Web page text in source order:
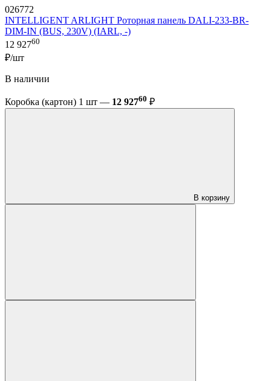
026772
INTELLIGENT ARLIGHT Роторная панель DALI-233-BR-
DIM-IN (BUS, 230V) (IARL, -)
12 92760
₽/шт
В наличии
Коробка (картон) 1 шт — 12 92760 ₽
В корзину